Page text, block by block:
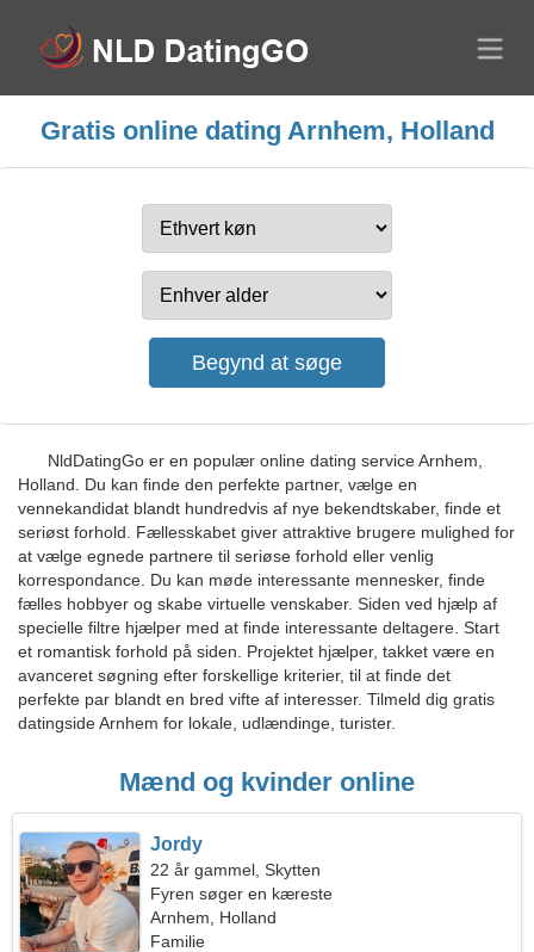
Gratis online dating Arnhem, Holland
NldDatingGo er en populær online dating service Arnhem,
Holland. Du kan finde den perfekte partner, vælge en
vennekandidat blandt hundredvis af nye bekendtskaber, finde et
seriøst forhold. Fællesskabet giver attraktive brugere mulighed for
at vælge egnede partnere til seriøse forhold eller venlig
korrespondance. Du kan møde interessante mennesker, finde
fælles hobbyer og skabe virtuelle venskaber. Siden ved hjælp af
specielle filtre hjælper med at finde interessante deltagere. Start
et romantisk forhold på siden. Projektet hjælper, takket være en
avanceret søgning efter forskellige kriterier, til at finde det
perfekte par blandt en bred vifte af interesser. Tilmeld dig gratis
datingside Arnhem for lokale, udlændinge, turister.
Mænd og kvinder online
Jordy
22 år gammel, Skytten
Fyren søger en kæreste
Arnhem, Holland
Familie